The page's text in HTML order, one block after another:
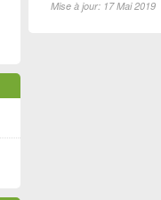
Mise à jour: 17 Mai 2019